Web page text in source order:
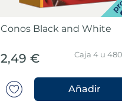
Conos Black and White
2,49 € Caja 4 u
Añadir